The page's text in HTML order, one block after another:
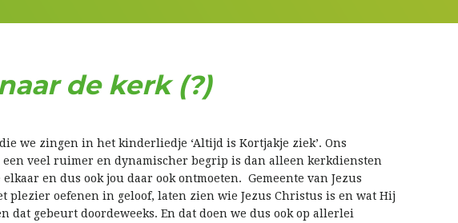
de kerk (?)
we zingen in het kinderliedje ‘Altijd is Kortjakje ziek’. Ons
een veel ruimer en dynamischer begrip is dan alleen kerkdiensten
en dus ook jou daar ook ontmoeten. Gemeente van Jezus
plezier oefenen in geloof, laten zien wie Jezus Christus is en wat Hij
dat gebeurt doordeweeks. En dat doen we dus ook op allerlei